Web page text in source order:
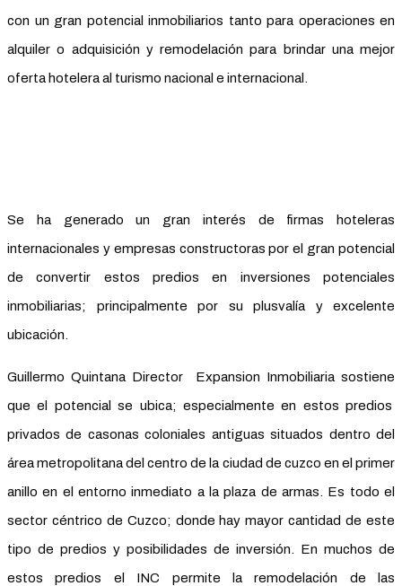
con un gran potencial inmobiliarios tanto para operaciones en
alquiler o adquisición y remodelación para brindar una mejor
oferta hotelera al turismo nacional e internacional.
Se ha generado un gran interés de firmas hoteleras
internacionales y empresas constructoras por el gran potencial
de convertir estos predios en inversiones potenciales
inmobiliarias; principalmente por su plusvalía y excelente
ubicación.
Guillermo Quintana Director Expansion Inmobiliaria sostiene
que el potencial se ubica; especialmente en estos predios
privados de casonas coloniales antiguas situados dentro del
área metropolitana del centro de la ciudad de cuzco en el primer
anillo en el entorno inmediato a la plaza de armas. Es todo el
sector céntrico de Cuzco; donde hay mayor cantidad de este
tipo de predios y posibilidades de inversión. En muchos de
estos predios el INC permite la remodelación de las